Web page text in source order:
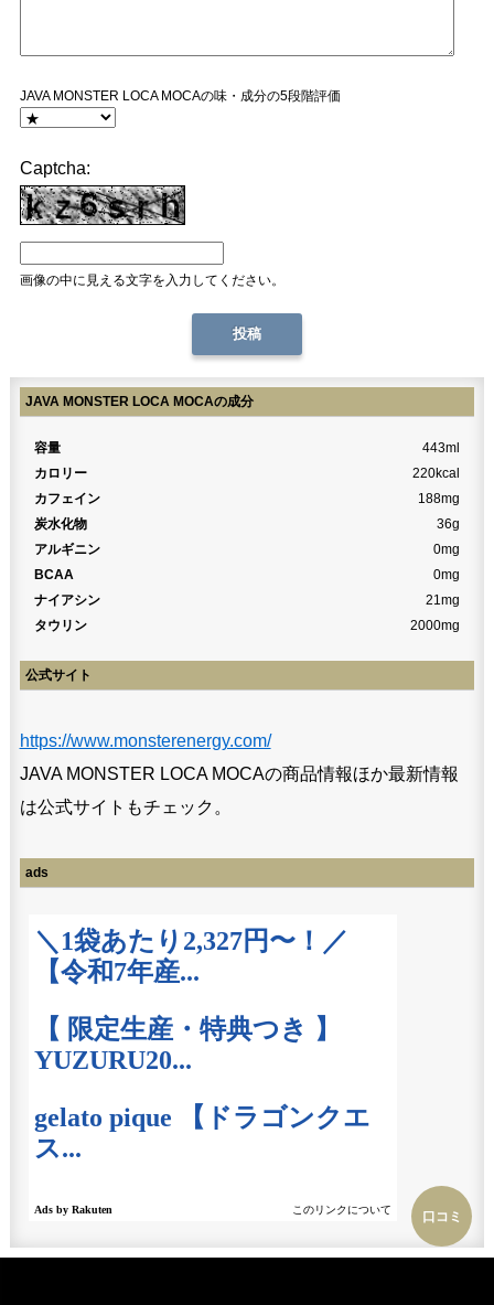
JAVA MONSTER LOCA MOCAの味・成分の5段階評価
Captcha:
画像の中に見える文字を入力してください。
口コミ
JAVA MONSTER LOCA MOCAの成分
容量
443ml
カロリー
220kcal
カフェイン
188mg
炭水化物
36g
アルギニン
0mg
BCAA
0mg
ナイアシン
21mg
タウリン
2000mg
公式サイト
https://www.monsterenergy.com/
JAVA MONSTER LOCA MOCAの商品情報ほか最新情報
は公式サイトもチェック。
ads